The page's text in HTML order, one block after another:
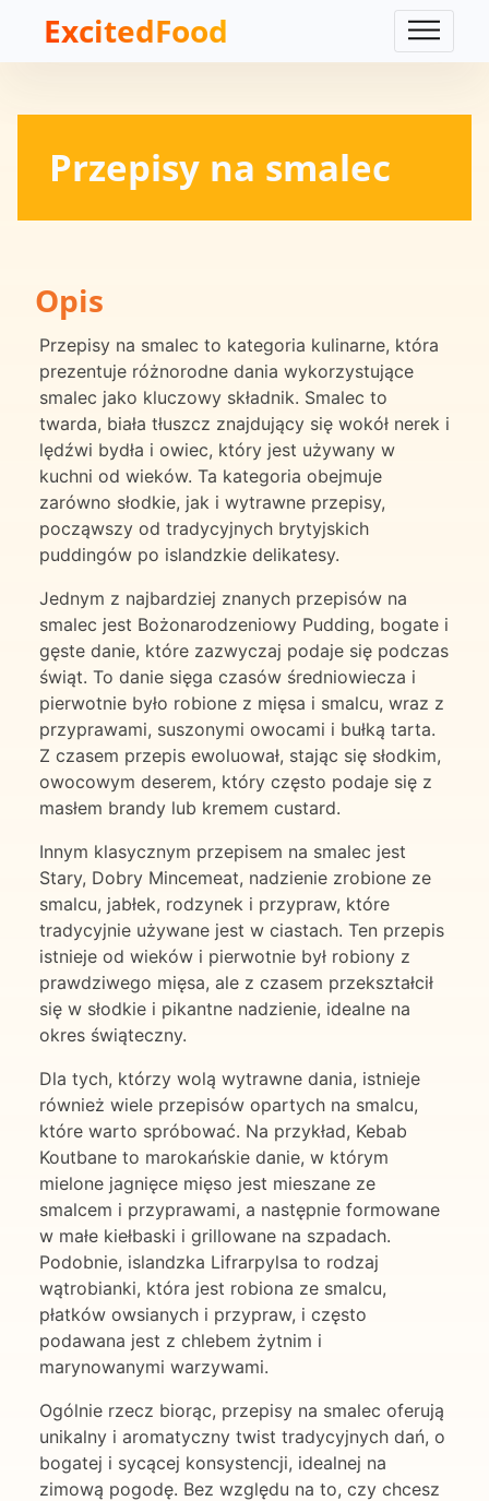
ExcitedFood
Przepisy na smalec
Opis
Przepisy na smalec to kategoria kulinarne, która
prezentuje różnorodne dania wykorzystujące
smalec jako kluczowy składnik. Smalec to
twarda, biała tłuszcz znajdujący się wokół nerek i
lędźwi bydła i owiec, który jest używany w
kuchni od wieków. Ta kategoria obejmuje
zarówno słodkie, jak i wytrawne przepisy,
począwszy od tradycyjnych brytyjskich
puddingów po islandzkie delikatesy.
Jednym z najbardziej znanych przepisów na
smalec jest Bożonarodzeniowy Pudding, bogate i
gęste danie, które zazwyczaj podaje się podczas
świąt. To danie sięga czasów średniowiecza i
pierwotnie było robione z mięsa i smalcu, wraz z
przyprawami, suszonymi owocami i bułką tarta.
Z czasem przepis ewoluował, stając się słodkim,
owocowym deserem, który często podaje się z
masłem brandy lub kremem custard.
Innym klasycznym przepisem na smalec jest
Stary, Dobry Mincemeat, nadzienie zrobione ze
smalcu, jabłek, rodzynek i przypraw, które
tradycyjnie używane jest w ciastach. Ten przepis
istnieje od wieków i pierwotnie był robiony z
prawdziwego mięsa, ale z czasem przekształcił
się w słodkie i pikantne nadzienie, idealne na
okres świąteczny.
Dla tych, którzy wolą wytrawne dania, istnieje
również wiele przepisów opartych na smalcu,
które warto spróbować. Na przykład, Kebab
Koutbane to marokańskie danie, w którym
mielone jagnięce mięso jest mieszane ze
smalcem i przyprawami, a następnie formowane
w małe kiełbaski i grillowane na szpadach.
Podobnie, islandzka Lifrarpylsa to rodzaj
wątrobianki, która jest robiona ze smalcu,
płatków owsianych i przypraw, i często
podawana jest z chlebem żytnim i
marynowanymi warzywami.
Ogólnie rzecz biorąc, przepisy na smalec oferują
unikalny i aromatyczny twist tradycyjnych dań, o
bogatej i sycącej konsystencji, idealnej na
zimową pogodę. Bez względu na to, czy chcesz